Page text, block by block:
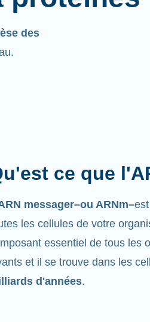
des
ce que
messager–ou ARNm–
les cellules de votre
essentiel de tous les
et il se trouve dans les
d'années.